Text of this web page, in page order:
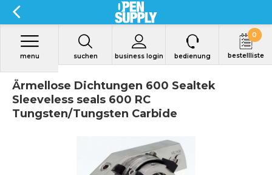
suchen business login
menu bedienung bestellliste
0
Ärmellose Dichtungen 600 Sealtek
Sleeveless seals 600 RC
Tungsten/Tungsten Carbide